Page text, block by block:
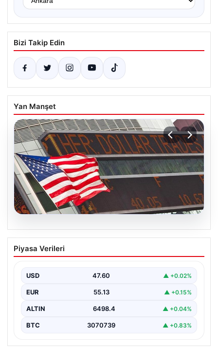
Bizi Takip Edin
Yan Manşet
04.08.2026
FED faiz kararı ne zaman açıklanacak?
Nisan ayı faiz beklentisi belli oldu
Piyasa Verileri
USD 47.60 ▲ +0.02%
EUR 55.13 ▲ +0.15%
ALTIN 6498.4 ▲ +0.04%
BTC 3070739 ▲ +0.83%